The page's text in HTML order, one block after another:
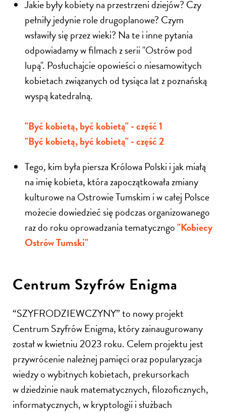
Jakie były kobiety na przestrzeni dziejów? Czy
pełniły jedynie role drugoplanowe? Czym
wsławiły się przez wieki? Na te i inne pytania
odpowiadamy w filmach z serii "Ostrów pod
lupą". Posłuchajcie opowieści o niesamowitych
kobietach związanych od tysiąca lat z poznańską
wyspą katedralną.
"Być kobietą, być kobietą" - część 1
"Być kobietą, być kobietą" - część 2
Tego, kim była piersza Królowa Polski i jak miałą
na imię kobieta, która zapoczątkowała zmiany
kulturowe na Ostrowie Tumskim i w całej Polsce
możecie dowiedzieć się podczas organizowanego
raz do roku oprowadzania tematyczngo"Kobiecy
Ostrów Tumski"
Centrum Szyfrów Enigma
“SZYFRODZIEWCZYNY” to nowy projekt
Centrum Szyfrów Enigma, który zainaugurowany
został w kwietniu 2023 roku. Celem projektu jest
przywrócenie należnej pamięci oraz popularyzacja
wiedzy o wybitnych kobietach, prekursorkach
w dziedzinie nauk matematycznych, filozoficznych,
informatycznych, w kryptologii i służbach